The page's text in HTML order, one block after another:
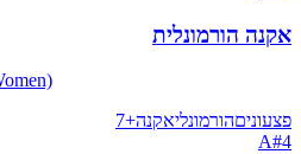
אקנה הורמונלית
פצעוניםהורמונליאקנה+
7
A#4